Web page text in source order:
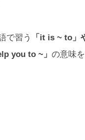
で習う
「it is ~ to」
you to ~」 の意味